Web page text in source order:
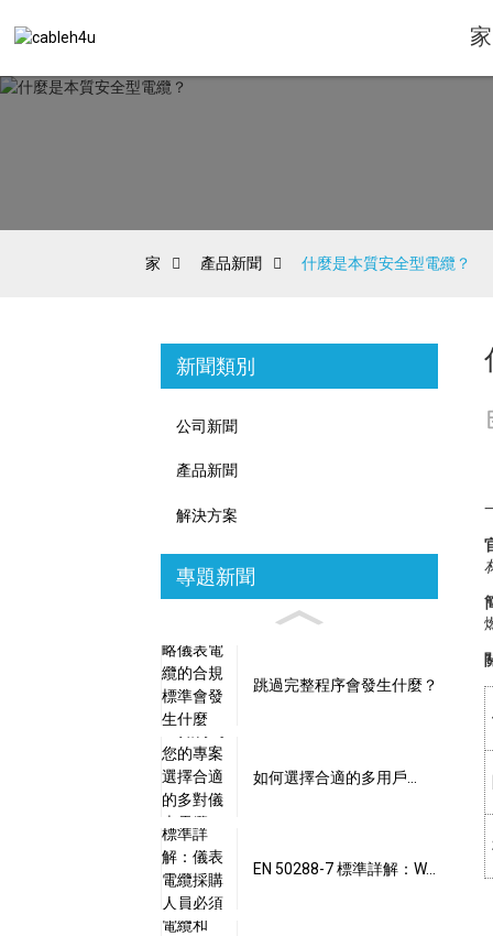
家
家 產品新聞 什麼是本質安全型電纜？
新聞類別
公司新聞
產品新聞
解決方案
專題新聞
跳過完整程序會發生什麼？
如何選擇合適的多用戶...
EN 50288-7 標準詳解：W...